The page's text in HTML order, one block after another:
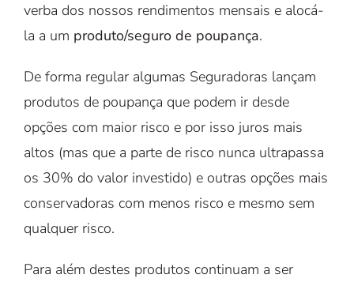
verba dos nossos rendimentos mensais e alocá-
la a um produto/seguro de poupança.
De forma regular algumas Seguradoras lançam
produtos de poupança que podem ir desde
opções com maior risco e por isso juros mais
altos (mas que a parte de risco nunca ultrapassa
os 30% do valor investido) e outras opções mais
conservadoras com menos risco e mesmo sem
qualquer risco.
Para além destes produtos continuam a ser